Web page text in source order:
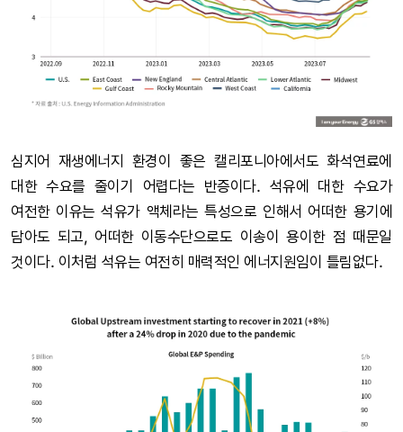
심지어 재생에너지 환경이 좋은 캘리포니아에서도 화석연료에
대한 수요를 줄이기 어렵다는 반증이다. 석유에 대한 수요가
여전한 이유는 석유가 액체라는 특성으로 인해서 어떠한 용기에
담아도 되고, 어떠한 이동수단으로도 이송이 용이한 점 때문일
것이다. 이처럼 석유는 여전히 매력적인 에너지원임이 틀림없다.